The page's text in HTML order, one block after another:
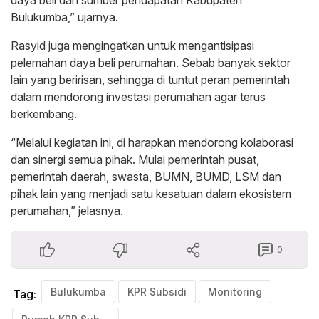
Bulukumba,” ujarnya.
Rasyid juga mengingatkan untuk mengantisipasi
pelemahan daya beli perumahan. Sebab banyak sektor
lain yang beririsan, sehingga di tuntut peran pemerintah
dalam mendorong investasi perumahan agar terus
berkembang.
“Melalui kegiatan ini, di harapkan mendorong kolaborasi
dan sinergi semua pihak. Mulai pemerintah pusat,
pemerintah daerah, swasta, BUMN, BUMD, LSM dan
pihak lain yang menjadi satu kesatuan dalam ekosistem
perumahan,” jelasnya.
0
Tag: Bulukumba KPR Subsidi Monitoring